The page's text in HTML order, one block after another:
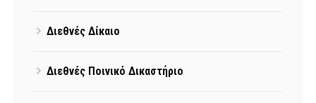
Διεθνές Δίκαιο
Διεθνές Ποινικό Δικαστήριο